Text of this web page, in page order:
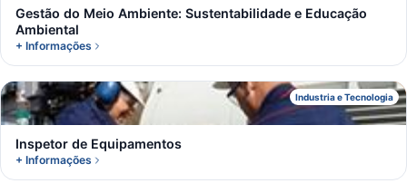
Gestão do Meio Ambiente: Sustentabilidade e Educação
Ambiental
+ Informações
Industria e Tecnologia
I
Inspetor de Equipamentos
+ Informações